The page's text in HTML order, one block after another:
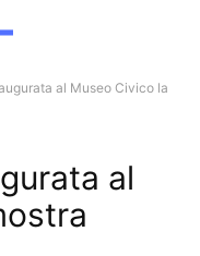
al Museo Civico la
al